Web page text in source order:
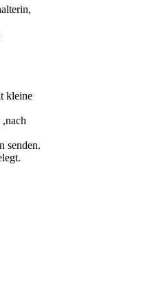
kleine
senden.